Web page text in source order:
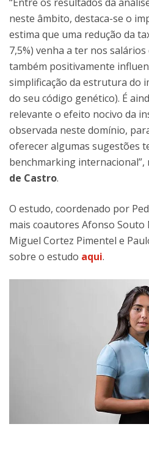
neste âmbito, destaca-se o
estima que uma redução da
7,5%) venha a ter nos
também positivamente
simplificação da estrutura do
do seu código genético). É
relevante o efeito nocivo da
observada neste domínio,
oferecer algumas sugestões
benchmarking internacional”,
de Castro.
O estudo, coordenado por
mais coautores Afonso Souto
Miguel Cortez Pimentel e
sobre o estudo aqui.